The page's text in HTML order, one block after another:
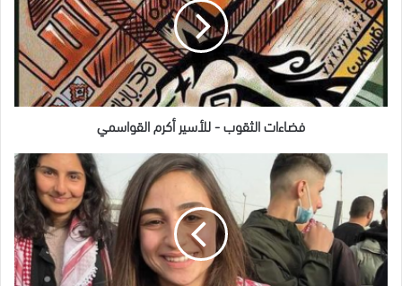
للأسير
أكرم
القواسمي
فضاءات الثقوب - للأسير أكرم القواسمي
عن
الأسيرة
ربى
العاصي
بعد